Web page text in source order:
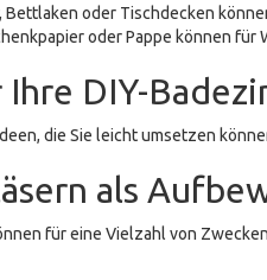
Bettlaken oder Tischdecken
oder Pappe können
DIY-
die Sie leicht umsetzen
als
für eine Vielzahl von